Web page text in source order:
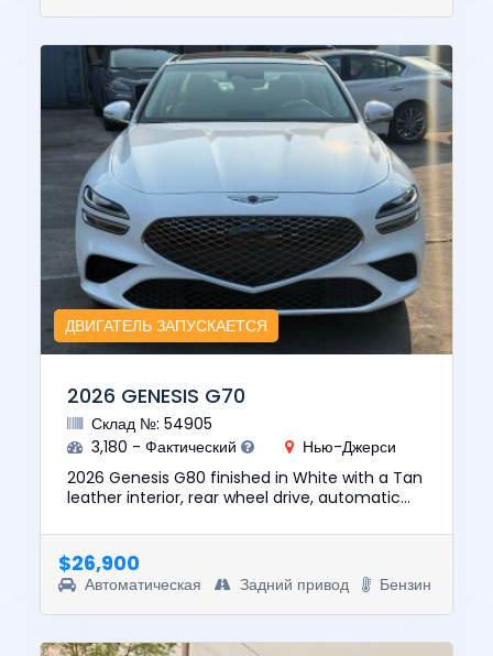
ДВИГАТЕЛЬ ЗАПУСКАЕТСЯ
2026 GENESIS G70
Склад №: 54905
3,180 - Фактический
Нью-Джерси
2026 Genesis G80 finished in White with a Tan
leather interior, rear wheel drive, automatic
engine. Well equip...
$26,900
Автоматическая Задний привод Бензин